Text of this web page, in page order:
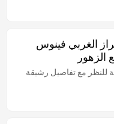
الغربي فينوس
الزهور
للنظر مع تفاصيل رشيقة